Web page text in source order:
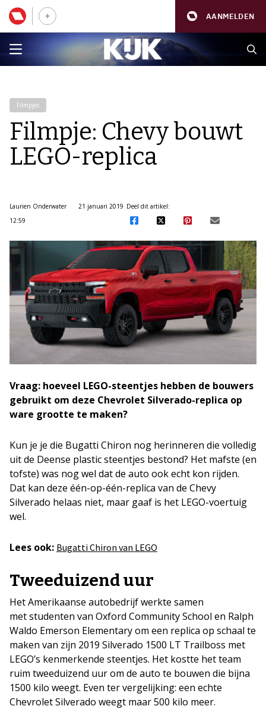
AANMELDEN
Filmpjes
Filmpje: Chevy bouwt
LEGO-replica
Laurien Onderwater
21 januari 2019
12:59
Deel dit artikel:
Vraag: hoeveel LEGO-steentjes hebben de bouwers
gebruikt om deze Chevrolet Silverado-replica op
ware grootte te maken?
Kun je je die Bugatti Chiron nog herinneren die volledig
uit de Deense plastic steentjes bestond? Het mafste (en
tofste) was nog wel dat de auto ook echt kon rijden.
Dat kan deze één-op-één-replica van de Chevy
Silverado helaas niet, maar gaaf is het LEGO-voertuig
wel.
Lees ook: Bugatti Chiron van LEGO
Tweeduizend uur
Het Amerikaanse autobedrijf werkte samen
met studenten van Oxford Community School en Ralph
Waldo Emerson Elementary om een replica op schaal te
maken van zijn 2019 Silverado 1500 LT Trailboss met
LEGO’s kenmerkende steentjes. Het kostte het team
ruim tweeduizend uur om de auto te bouwen die bijna
1500 kilo weegt. Even ter vergelijking: een echte
Chevrolet Silverado weegt maar 500 kilo meer.